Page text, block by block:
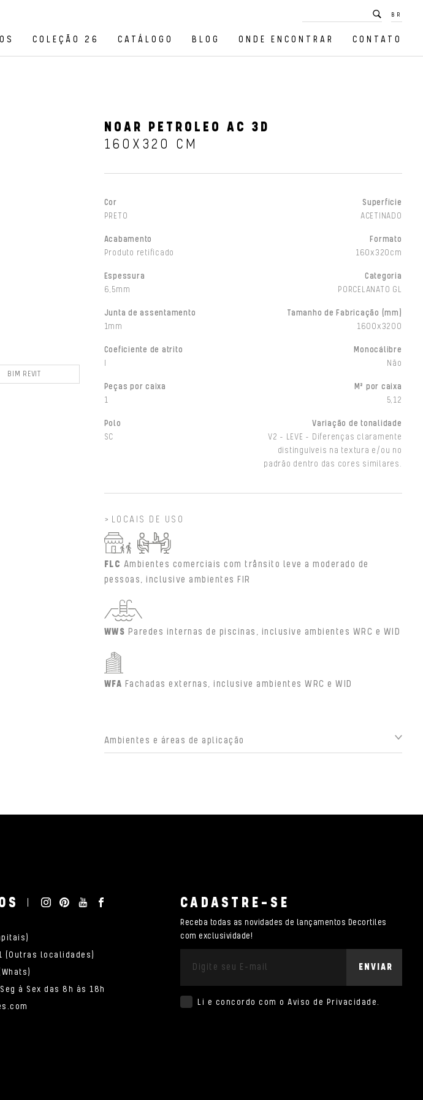
BR
COLEÇÃO 26 CATÁLOGO BLOG ONDE ENCONTRAR CONTATO
BIM REVIT
NOAR PETROLEO AC 3D
160X320 CM
Cor
PRETO
Superfície
ACETINADO
Acabamento
Produto retificado
Formato
160x320cm
Espessura
6,5mm
Categoria
PORCELANATO GL
Junta de assentamento
1mm
Tamanho de Fabricação (mm)
1600x3200
Coeficiente de atrito
Monocálibre
Não
Peças por caixa
1
M² por caixa
5,12
Polo
SC
Variação de tonalidade
V2 - LEVE - Diferenças claramente
distinguíveis na textura e/ou no
padrão dentro das cores similares.
LOCAIS DE USO
FLC Ambientes comerciais com trânsito leve a moderado de
pessoas, inclusive ambientes FIR
WWS Paredes internas de piscinas, inclusive ambientes WRC e WID
WFA Fachadas externas, inclusive ambientes WRC e WID
Ambientes e áreas de aplicação
(Outras localidades)
à Sex das 8h às 18h
CADASTRE-SE
Receba todas as novidades de lançamentos Decortiles
com exclusividade!
ENVIAR
Li e concordo com o Aviso de Privacidade.